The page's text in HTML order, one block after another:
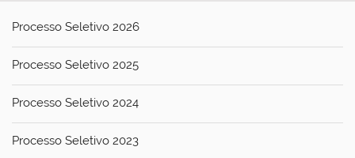
Processo Seletivo 2026
Processo Seletivo 2025
Processo Seletivo 2024
Processo Seletivo 2023